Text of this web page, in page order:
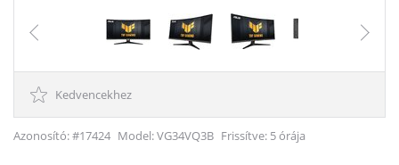
Kedvencekhez
Azonosító: #17424 Model:VG34VQ3B Frissítve: 5 órája